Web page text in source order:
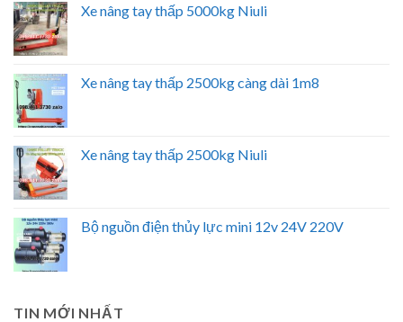
Xe nâng tay thấp 5000kg Niuli
Xe nâng tay thấp 2500kg càng dài 1m8
Xe nâng tay thấp 2500kg Niuli
Bộ nguồn điện thủy lực mini 12v 24V 220V
TIN MỚI NHẤT